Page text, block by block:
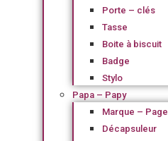
Porte – clés
Tasse
Boite à biscuit
Badge
Stylo
Papa – Papy
Marque – Page
Décapsuleur